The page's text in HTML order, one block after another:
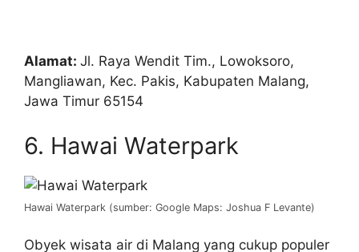
Alamat: Jl. Raya Wendit Tim., Lowoksoro,
Mangliawan, Kec. Pakis, Kabupaten Malang,
Jawa Timur 65154
6. Hawai Waterpark
Hawai Waterpark (sumber: Google Maps: Joshua F Levante)
Obyek wisata air di Malang yang cukup populer